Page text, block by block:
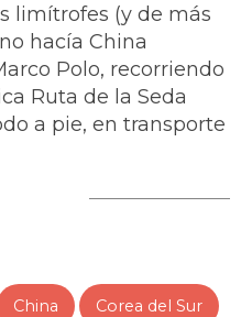
limítrofes (y de más
hacía China
Polo, recorriendo
Ruta de la Seda
a pie, en transporte
China Corea del Sur